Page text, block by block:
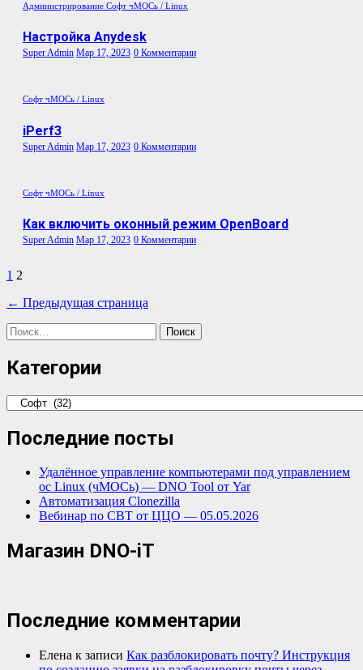
Администрирование Софт чМОСь / Linux
Настройка Anydesk
Super Admin Мар 17, 2023 0 Комментарии
Софт чМОСь / Linux
iPerf3
Super Admin Мар 17, 2023 0 Комментарии
Софт чМОСь / Linux
Как включить оконный режим OpenBoard
Super Admin Мар 17, 2023 0 Комментарии
Пагинация
записей
1 2
← Предыдущая страница
Найти:
Категории
Категории
Последние посты
Удалённое управление компьютерами под управлением
ос Linux (чМОСь) — DNO Tool от Yar
Автоматизация Clonezilla
Вебинар по СВТ от ЦЦО — 05.05.2026
Магазин DNO-iT
Последние комментарии
Елена к записи Как разблокировать почту? Инструкция